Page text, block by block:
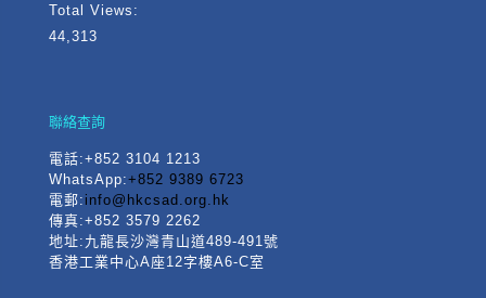
Total Views:
44,313
聯絡查詢
電話:+852 3104 1213
WhatsApp:+852 9389 6723
電郵: info@hkcsad.org.hk
傳真:+852 3579 2262
地址:九龍長沙灣青山道489-491號
香港工業中心A座12字樓A6-C室